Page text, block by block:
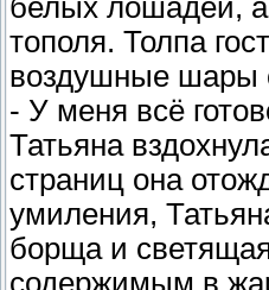
белых лошадей, а
тополя. Толпа
воздушные шары
- У меня всё
Татьяна
страниц она
умиления,
борща и
содержимым в